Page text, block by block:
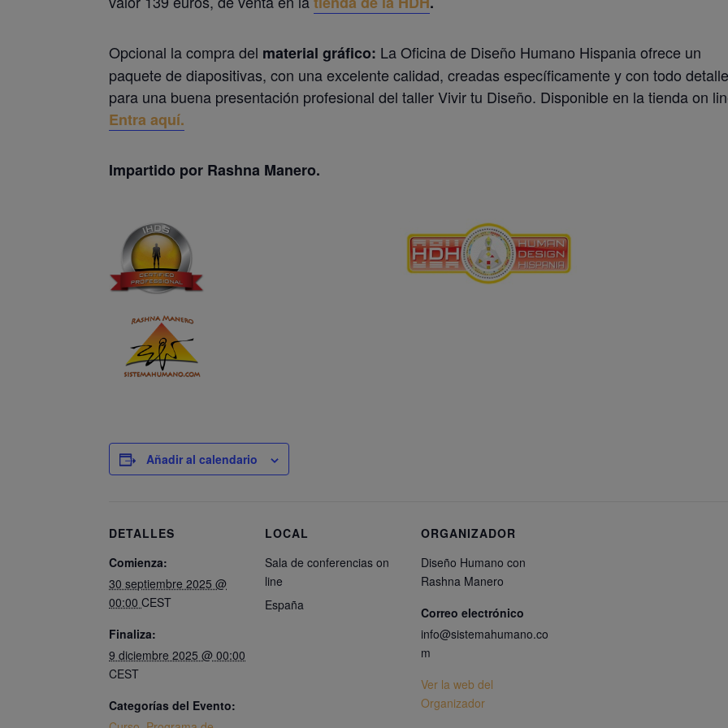
Opcional la compra del material gráfico: La Oficina de Diseño Humano Hispania ofrece un
paquete de diapositivas, con una excelente calidad, creadas específicamente y con todo
para una buena presentación profesional del taller Vivir tu Diseño. Disponible en la tienda on
Entra aquí.
Impartido por Rashna Manero.
Añadir al calendario
DETALLES
Comienza:
30 septiembre 2025 @
00:00CEST
Finaliza:
9 diciembre 2025 @ 00:00
CEST
Categorías del Evento:
LOCAL
Sala de conferencias on
line
España
ORGANIZADOR
Diseño Humano con
Rashna Manero
Correo electrónico
info@sistemahumano.co
m
Ver la web del
Organizador